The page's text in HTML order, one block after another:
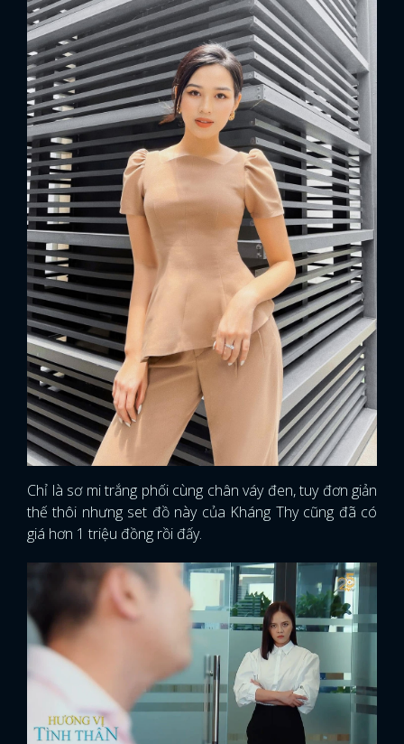
Chỉ là sơ mi trắng phối cùng chân váy đen, tuy đơn giản
thế thôi nhưng set đồ này của Kháng Thy cũng đã có
giá hơn 1 triệu đồng rồi đấy.